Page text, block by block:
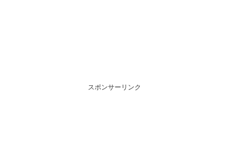
スポンサーリンク